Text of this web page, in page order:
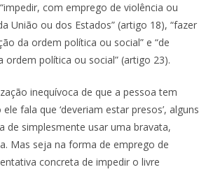
com emprego de violência ou
União ou dos Estados” (artigo 18), “fazer
da ordem política ou social” e “de
ordem política ou social” (artigo 23).
inequívoca de que a pessoa tem
fala que ‘deveriam estar presos’, alguns
de simplesmente usar uma bravata,
Mas seja na forma de emprego de
concreta de impedir o livre